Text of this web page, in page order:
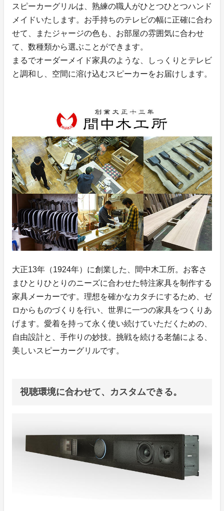
スピーカーグリルは、熟練の職人がひとつひとつハンド
メイドいたします。お手持ちのテレビの幅に正確に合わ
せて、またジャージの色も、お部屋の雰囲気に合わせ
て、数種類から選ぶことができます。
まるでオーダーメイド家具のような、しっくりとテレビ
と調和し、空間に溶け込むスピーカーをお届けします。
大正13年（1924年）に創業した、間中木工所。お客さ
まひとりひとりのニーズに合わせた特注家具を制作する
家具メーカーです。理想を確かなカタチにするため、ゼ
ロからものづくりを行い、世界に一つの家具をつくりあ
げます。愛着を持って永く使い続けていただくための、
自由設計と、手作りの妙技。挑戦を続ける老舗による、
美しいスピーカーグリルです。
視聴環境に合わせて、カスタムできる。